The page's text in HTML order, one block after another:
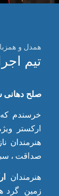
همدل و
تیم
صلح دهانی
خرسندم
ارکستر
هنرمندان
صداقت ،
هنرمندان
زمین گرد